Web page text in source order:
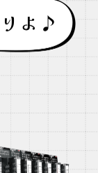
ひ
と
り
し
ょ
う